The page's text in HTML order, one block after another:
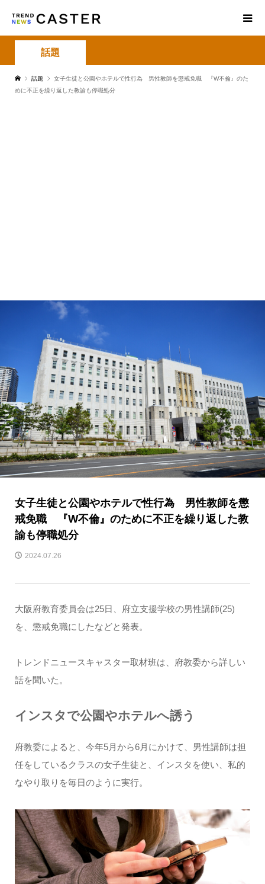
話題
話題
女子生徒と公園やホテルで性行為 男性教師を懲戒免職 『W不倫』のた
めに不正を繰り返した教諭も停職処分
女子生徒と公園やホテルで性行為 男性教師を懲
戒免職 『W不倫』のために不正を繰り返した教
諭も停職処分
2024.07.26
大阪府教育委員会は25日、府立支援学校の男性講師(25)
を、懲戒免職にしたなどと発表。
トレンドニュースキャスター取材班は、府教委から詳しい
話を聞いた。
インスタで公園やホテルへ誘う
府教委によると、今年5月から6月にかけて、男性講師は担
任をしているクラスの女子生徒と、インスタを使い、私的
なやり取りを毎日のように実行。